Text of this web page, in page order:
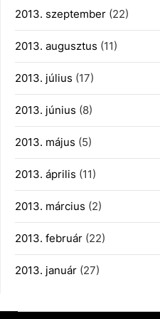
2013. szeptember (22)
2013. augusztus (11)
2013. július (17)
2013. június (8)
2013. május (5)
2013. április (11)
2013. március (2)
2013. február (22)
2013. január (27)